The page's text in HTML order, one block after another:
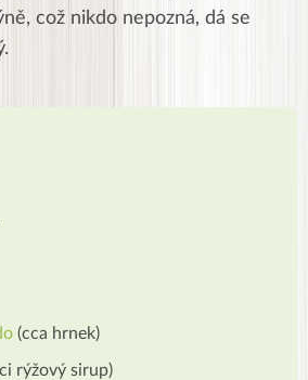
což nikdo nepozná, dá se
(cca hrnek)
rýžový sirup)